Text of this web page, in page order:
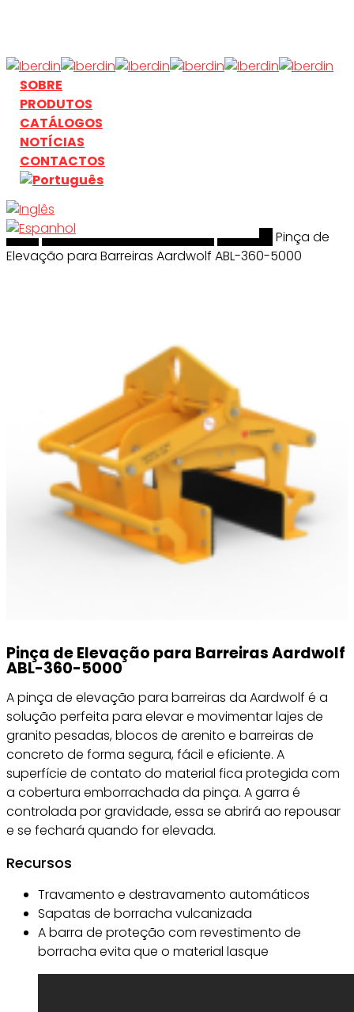
main
content
search
Menu
SOBRE
PRODUTOS
CATÁLOGOS
NOTÍCIAS
CONTACTOS
search
InícioManuseamento & ElevaçãoAardwolf
Pinça de
Elevação para Barreiras Aardwolf ABL-360-5000
Pinça de Elevação para Barreiras Aardwolf
ABL-360-5000
A pinça de elevação para barreiras da Aardwolf é a
solução perfeita para elevar e movimentar lajes de
granito pesadas, blocos de arenito e barreiras de
concreto de forma segura, fácil e eficiente. A
superfície de contato do material fica protegida com
a cobertura emborrachada da pinça. A garra é
controlada por gravidade, essa se abrirá ao repousar
e se fechará quando for elevada.
Recursos
Travamento e destravamento automáticos
Sapatas de borracha vulcanizada
A barra de proteção com revestimento de
borracha evita que o material lasque